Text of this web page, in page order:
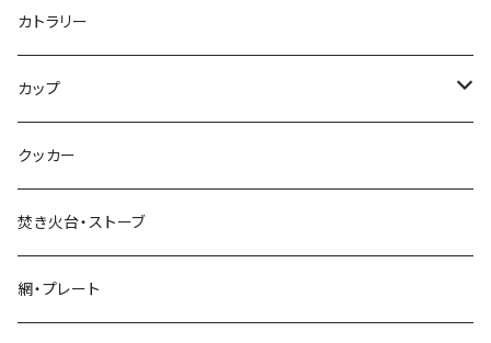
標準タイプ
超軽量タイプ
ネイルペグ
V字型
Y字型
カトラリー
カップ
シングルマグ
シェラカップ
ダブルウォールカップ
クッカー
焚き火台・ストーブ
網・プレート